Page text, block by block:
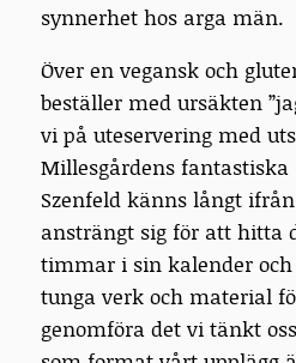
synnerhet hos arga män.
Över en vegansk och
beställer med ursäkten
vi på uteservering med
Millesgårdens
Szenfeld känns långt
ansträngt sig för att hitta
timmar i sin kalender
tunga verk och material
genomföra det vi tänkt